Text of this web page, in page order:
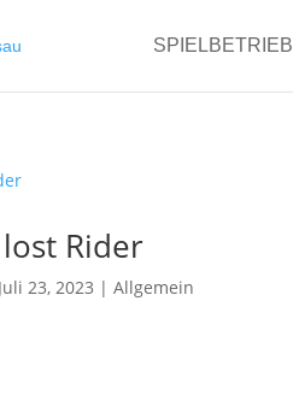
SPIELBETRIEB
Rider
Juli 23, 2023 |Allgemein